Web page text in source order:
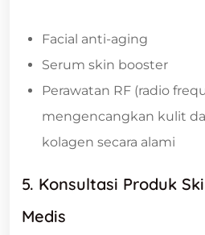
Facial anti-aging
Serum skin booster
Perawatan RF (radio
mengencangkan kulit
kolagen secara alami
5. Konsultasi Produk
Medis